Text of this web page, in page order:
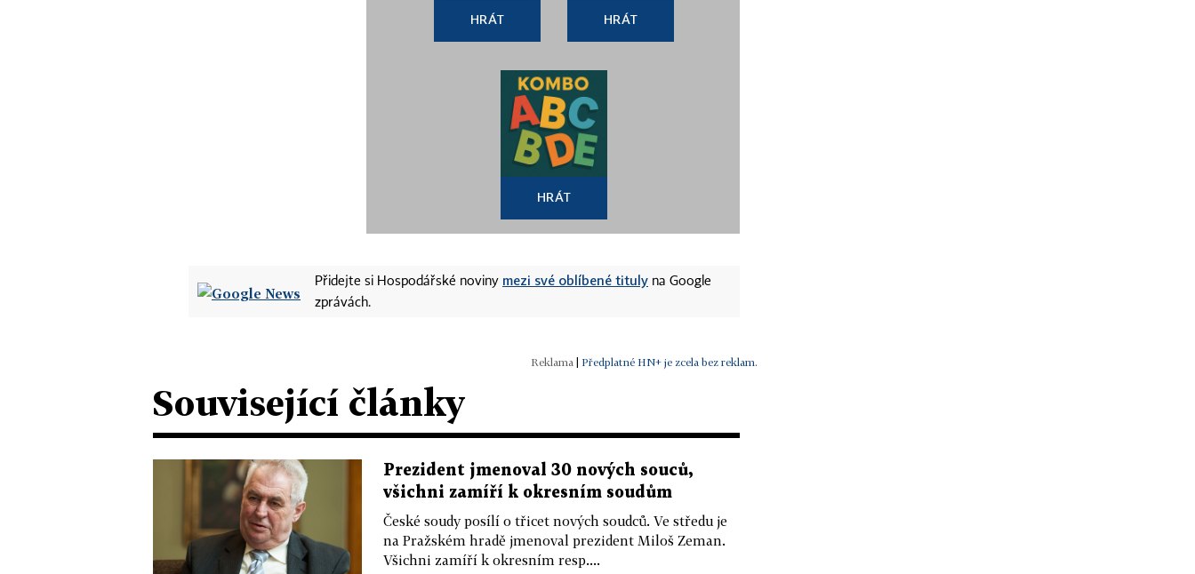
HRÁT HRÁT
HRÁT
Přidejte si Hospodářské noviny mezi své oblíbené tituly na Google
zprávách.
| Předplatné HN+ je zcela bez reklam.
Související články
Prezident jmenoval 30 nových souců,
všichni zamíří k okresním soudům
České soudy posílí o třicet nových soudců. Ve středu je
na Pražském hradě jmenoval prezident Miloš Zeman.
Všichni zamíří k okresním resp....